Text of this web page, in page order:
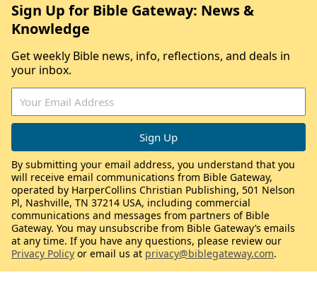
Sign Up for Bible Gateway: News &
Knowledge
Get weekly Bible news, info, reflections, and deals in
your inbox.
By submitting your email address, you understand that you
will receive email communications from Bible Gateway,
operated by HarperCollins Christian Publishing, 501 Nelson
Pl, Nashville, TN 37214 USA, including commercial
communications and messages from partners of Bible
Gateway. You may unsubscribe from Bible Gateway’s emails
at any time. If you have any questions, please review our
Privacy Policy or email us at privacy@biblegateway.com.